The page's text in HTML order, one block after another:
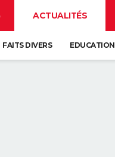
ACTUALITÉS
FAITS DIVERS EDUCATION